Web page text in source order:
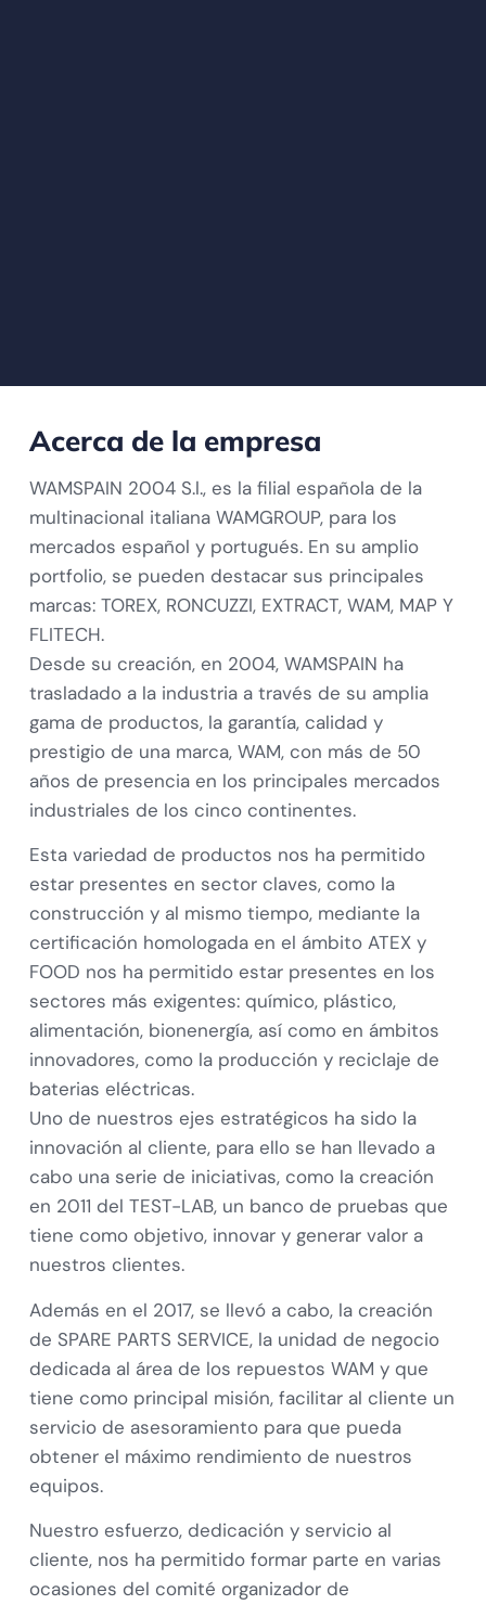
Acerca de la empresa
WAMSPAIN 2004 S.l., es la filial española de la
multinacional italiana WAMGROUP, para los
mercados español y portugués. En su amplio
portfolio, se pueden destacar sus principales
marcas: TOREX, RONCUZZI, EXTRACT, WAM, MAP Y
FLITECH.
Desde su creación, en 2004, WAMSPAIN ha
trasladado a la industria a través de su amplia
gama de productos, la garantía, calidad y
prestigio de una marca, WAM, con más de 50
años de presencia en los principales mercados
industriales de los cinco continentes.
Esta variedad de productos nos ha permitido
estar presentes en sector claves, como la
construcción y al mismo tiempo, mediante la
certificación homologada en el ámbito ATEX y
FOOD nos ha permitido estar presentes en los
sectores más exigentes: químico, plástico,
alimentación, bionenergía, así como en ámbitos
innovadores, como la producción y reciclaje de
baterias eléctricas.
Uno de nuestros ejes estratégicos ha sido la
innovación al cliente, para ello se han llevado a
cabo una serie de iniciativas, como la creación
en 2011 del TEST-LAB, un banco de pruebas que
tiene como objetivo, innovar y generar valor a
nuestros clientes.
Además en el 2017, se llevó a cabo, la creación
de SPARE PARTS SERVICE, la unidad de negocio
dedicada al área de los repuestos WAM y que
tiene como principal misión, facilitar al cliente un
servicio de asesoramiento para que pueda
obtener el máximo rendimiento de nuestros
equipos.
Nuestro esfuerzo, dedicación y servicio al
cliente, nos ha permitido formar parte en varias
ocasiones del comité organizador de